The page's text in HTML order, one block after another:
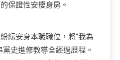
保證性安棲身房。
安身本職職位，將“我為
史進修教導全經過歷程。